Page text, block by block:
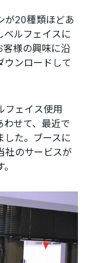
が20種類ほどあ
ベルフェイスに
客様の興味に沿
ウンロードして
フェイス使用
わせて、最近で
した。ブースに
社のサービスが